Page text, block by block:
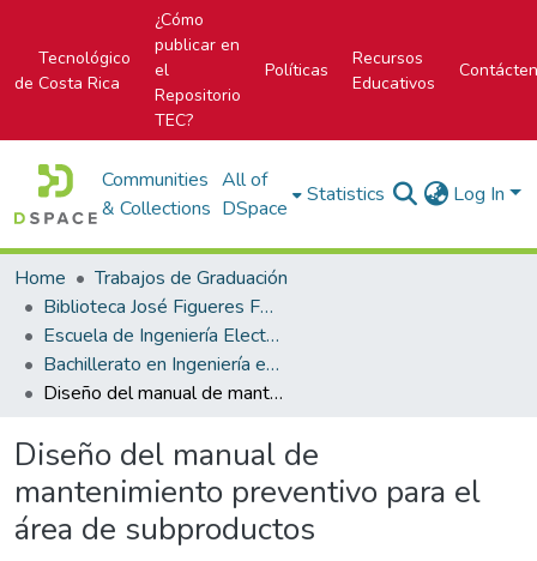
Tecnológico
de Costa Rica
¿Cómo
publicar en
el
Repositorio
TEC?
Políticas
Recursos
Educativos
Communities
& Collections
All of
DSpace
Statistics Log In
Home
Trabajos de Graduación
Biblioteca José Figueres Ferrer
Escuela de Ingeniería Electromecánica
Bachillerato en Ingeniería en Mantenimiento Industrial
Diseño del manual de mantenimiento preventivo para el área de subproductos
Diseño del manual de
mantenimiento preventivo para el
área de subproductos